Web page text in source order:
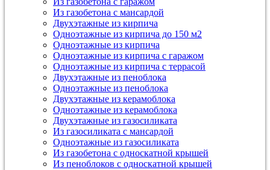
Из газобетона с мансардой
Двухэтажные из кирпича
Одноэтажные из кирпича до 150 м2
Одноэтажные из кирпича
Одноэтажные из кирпича с гаражом
Одноэтажные из кирпича с террасой
Двухэтажные из пеноблока
Одноэтажные из пеноблока
Двухэтажные из керамоблока
Одноэтажные из керамоблока
Двухэтажные из газосиликата
Из газосиликата с мансардой
Одноэтажные из газосиликата
Из газобетона с односкатной крышей
Из пеноблоков с односкатной крышей